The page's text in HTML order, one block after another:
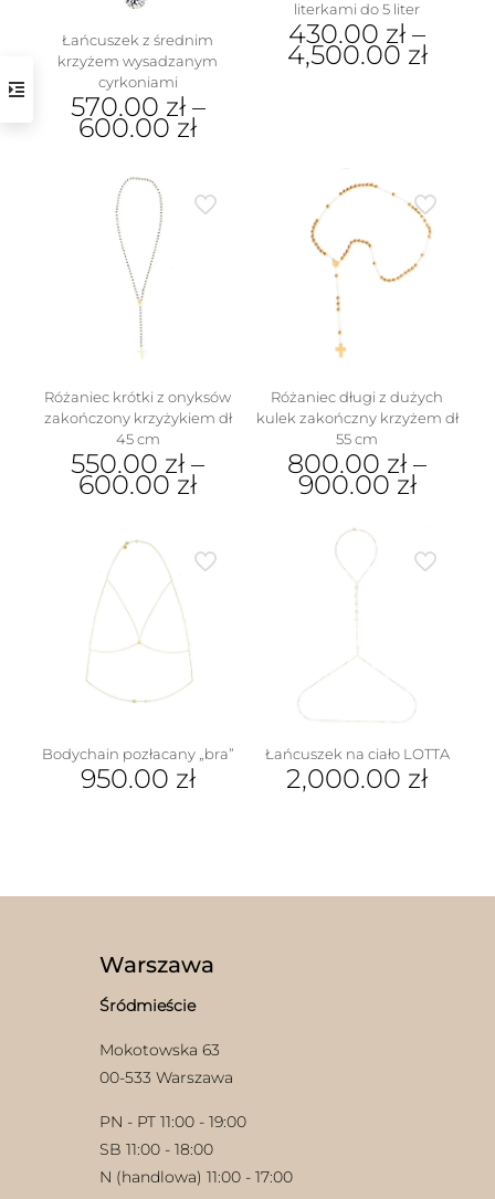
Łańcuszek z średnim
krzyżem wysadzanym
cyrkoniami
570.00 zł–
600.00zł
produkt
ma
wiele
wariantów.
Opcje
można
wybrać
na
stronie
produktu
literkami do 5 liter
430.00 zł –
4,500.00 zł
Opcje
można
na
stronie
Różaniec krótki z onyksów
zakończony krzyżykiem dł
45 cm
550.00 zł –
600.00 zł
ma
wiele
wariantów.
Opcje
można
stronie
Różaniec długi z dużych
kulek zakończny krzyżem dł
55 cm
800.00 zł –
900.00 zł
produkt
ma
wiele
Opcje
wybrać
produktu
Bodychain pozłacany „bra”
950.00 zł
Łańcuszek na ciało LOTTA
2,000.00 zł
Warszawa
Śródmieście
Mokotowska 63
00-533 Warszawa
PN - PT 11:00 - 19:00
SB 11:00 - 18:00
N (handlowa) 11:00 - 17:00